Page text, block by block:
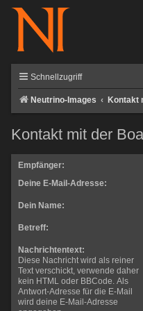
Schnellzugriff
Neutrino-Images Kontakt
Kontakt mit der
Empfänger:
Deine E-Mail-Adresse:
Dein Name:
Betreff:
Nachrichtentext:
Diese Nachricht wird als reiner
Text verschickt, verwende daher
kein HTML oder BBCode. Als
Antwort-Adresse für die E-Mail
wird deine E-Mail-Adresse